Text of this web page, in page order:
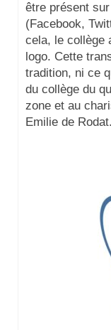
être présent
(Facebook,
cela, le collège
logo. Cette
tradition, ni ce
du collège du
zone et au
Emilie de Rodat.